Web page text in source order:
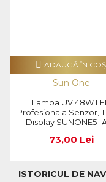
Sun One
Lampa UV 48W
Profesionala Senzor,
Display SUNONE5-
73,00 Lei
ADAUGĂ ÎN COŞ
ISTORICUL DE